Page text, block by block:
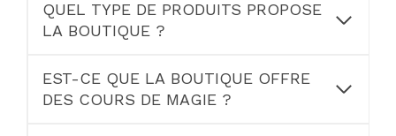
QUEL TYPE DE PRODUITS PROPOSE
LA BOUTIQUE ?
EST-CE QUE LA BOUTIQUE OFFRE
DES COURS DE MAGIE ?